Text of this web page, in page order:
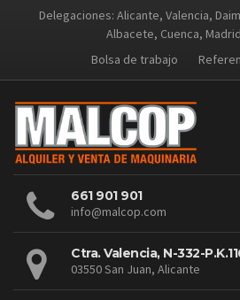
Delegaciones: Alicante, Valencia,
Albacete, Cuenca,
Bolsa de trabajo
661 901 901
info@malcop.com
Ctra. Valencia, N-332-
03550 San Juan, Alicante